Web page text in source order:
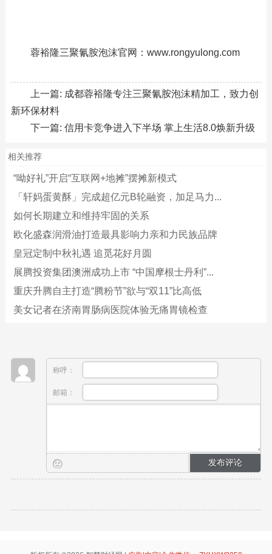
蓉裕隆三聚氰胺泡沫官网：www.rongyulong.com
上一篇: 成都蓉裕隆专注三聚氰胺泡沫精加工，致力创
新环保材料
下一篇: 信用卡竞争进入下半场 掌上生活8.0焕新升级
相关推荐
“呦好礼”开启“互联网+地摊”摆摊新模式
「轩妈蛋黄酥」完成超亿元B轮融资，加足马力...
如何长期建立和维持牢固的关系
欧化盛森润滑油打造最具影响力亲和力民族品牌
皇冠定制中秋礼遇 追觅花好月圆
展腾投资集团澳洲成功上市 “中国摩根士丹利”...
重庆升腾自主打造“腾粉节”欲与“双11”比高低
美女记者在济南胃肠病医院体验无痛胃镜检查
称呼：
邮箱：